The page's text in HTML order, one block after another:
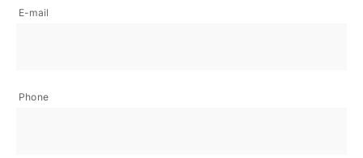
E-mail
Phone